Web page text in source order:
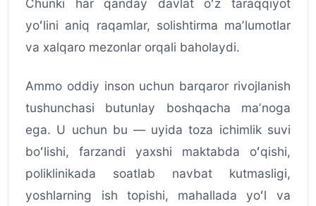
Chunki har qanday davlat oʻz taraqqiyot
yoʻlini aniq raqamlar, solishtirma maʼlumotlar
va xalqaro mezonlar orqali baholaydi.
Ammo oddiy inson uchun barqaror rivojlanish
tushunchasi butunlay boshqacha maʼnoga
ega. U uchun bu — uyida toza ichimlik suvi
boʻlishi, farzandi yaxshi maktabda oʻqishi,
poliklinikada soatlab navbat kutmasligi,
yoshlarning ish topishi, mahallada yoʻl va